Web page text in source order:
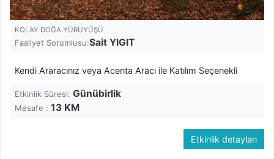
KOLAY DOĞA YÜRÜYÜŞÜ
Faaliyet Sorumlusu:Sait YIGIT
Kendi Araracınız veya Acenta Aracı ile Katılım Seçenekli
Etkinlik Süresi: Günübirlik
Mesafe : 13 KM
Etkinlik detayları